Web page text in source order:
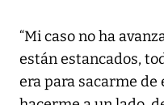
“Mi caso no ha
están estancados,
era para sacarme